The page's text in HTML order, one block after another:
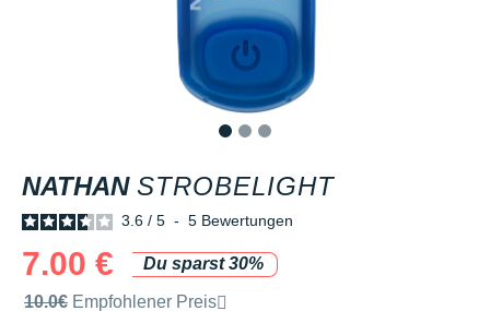
NATHAN STROBELIGHT
3.6 / 5 - 5 Bewertungen
7.00 €
Du sparst 30%
Unverbindliche Preisempfehlung der Marke
10.0€ Empfohlener Preis